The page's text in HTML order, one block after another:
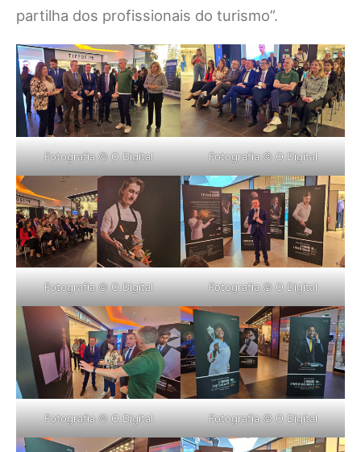
partilha dos profissionais do turismo”.
Fotografia © O Digital Fotografia © O Digital
Fotografia © O Digital Fotografia © O Digital
Fotografia © O Digital Fotografia © O Digital